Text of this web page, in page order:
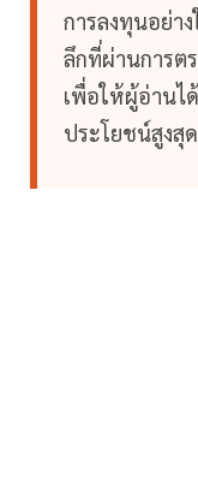
การลงทุนอย่า
ลึกที่ผ่านการต
เพื่อให้ผู้อ่านไ
ประโยชน์สูงสุ